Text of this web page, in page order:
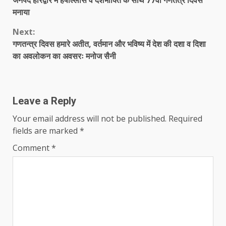
Reading
मनाया
Next:
गणतन्त्र दिवस हमारे अतीत, वर्तमान और भविष्य में देश की दशा व दिशा
का अवलोकन का अवसरः मनोज सैनी
Leave a Reply
Your email address will not be published. Required
fields are marked *
Comment*